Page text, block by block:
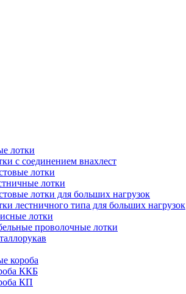
лотки
с соединением внахлест
лотки
лотки
лотки для больших нагрузок
лестничного типа для больших нагрузок
лотки
проволочные лотки
короба
ККБ
КП